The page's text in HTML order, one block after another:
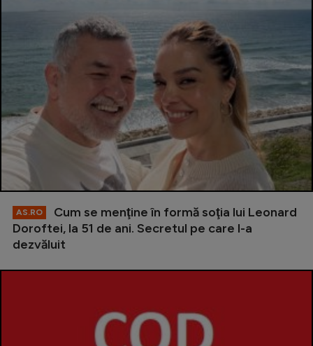
AS.RO
Cum se menţine în formă soţia lui Leonard
Doroftei, la 51 de ani. Secretul pe care l-a
dezvăluit